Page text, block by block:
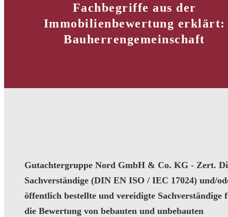
Fachbegriffe aus der
Immobilienbewertung erklärt:
Bauherrengemeinschaft
Gutachtergruppe Nord GmbH & Co. KG - Zert.
Sachverständige (DIN EN ISO / IEC 17024) und/
öffentlich bestellte und vereidigte Sachverständige
die Bewertung von bebauten und unbebauten